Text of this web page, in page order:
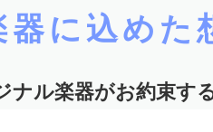
に込めた
ナル楽器がお約束す